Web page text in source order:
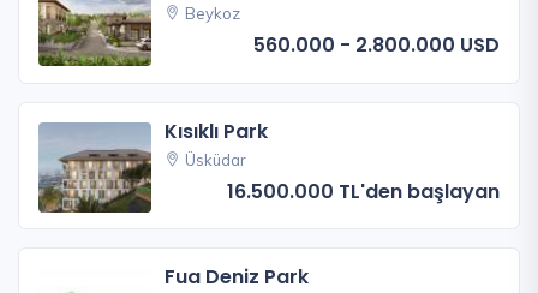
Beykoz
560.000 - 2.800.000 USD
Kısıklı Park
Üsküdar
16.500.000 TL'den başlayan
Fua Deniz Park